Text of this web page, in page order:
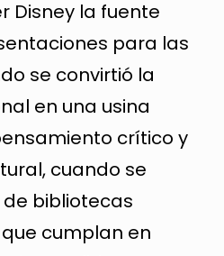
Disney la fuente
para las
se convirtió la
en una usina
crítico y
cuando se
bibliotecas
cumplan en